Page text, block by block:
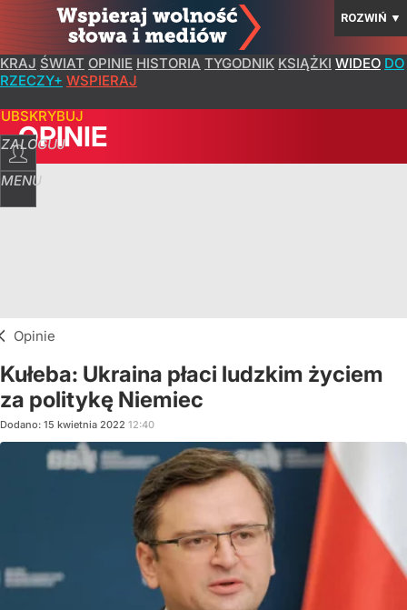
ROZWIŃ ▼
KRAJ ŚWIAT OPINIE HISTORIA TYGODNIK KSIĄŻKI WIDEO DO
RZECZY+ WSPIERAJ
ZALOGUJ
MENU
OPINIE
Opinie
Kułeba: Ukraina płaci ludzkim życiem
za politykę Niemiec
Dodano: 15 kwietnia 2022 12:40